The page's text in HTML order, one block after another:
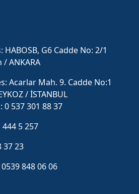
G6 Cadde No: 2/1
ANKARA
Acarlar Mah. 9. Cadde No:1
/ İSTANBUL
537 301 88 37
5 257
37 23
848 06 06